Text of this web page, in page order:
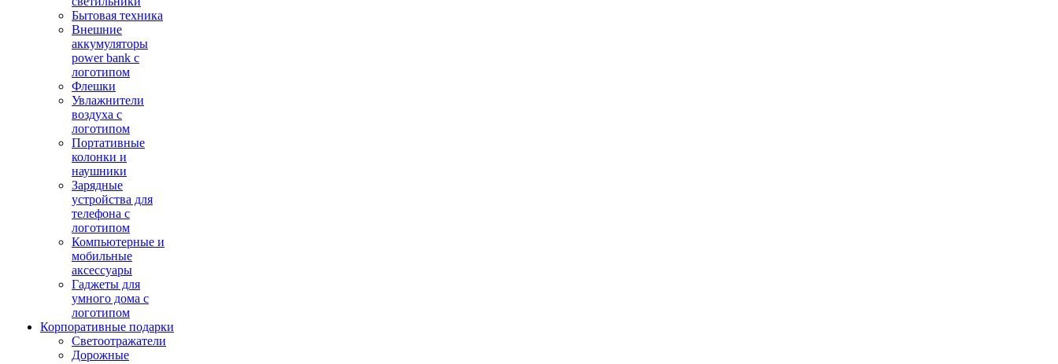
Бытовая техника
Внешние
аккумуляторы
power bank с
логотипом
Флешки
Увлажнители
воздуха с
логотипом
Портативные
колонки и
наушники
Зарядные
устройства для
телефона с
логотипом
Компьютерные и
мобильные
аксессуары
Гаджеты для
умного дома с
логотипом
Корпоративные подарки
Светоотражатели
Дорожные